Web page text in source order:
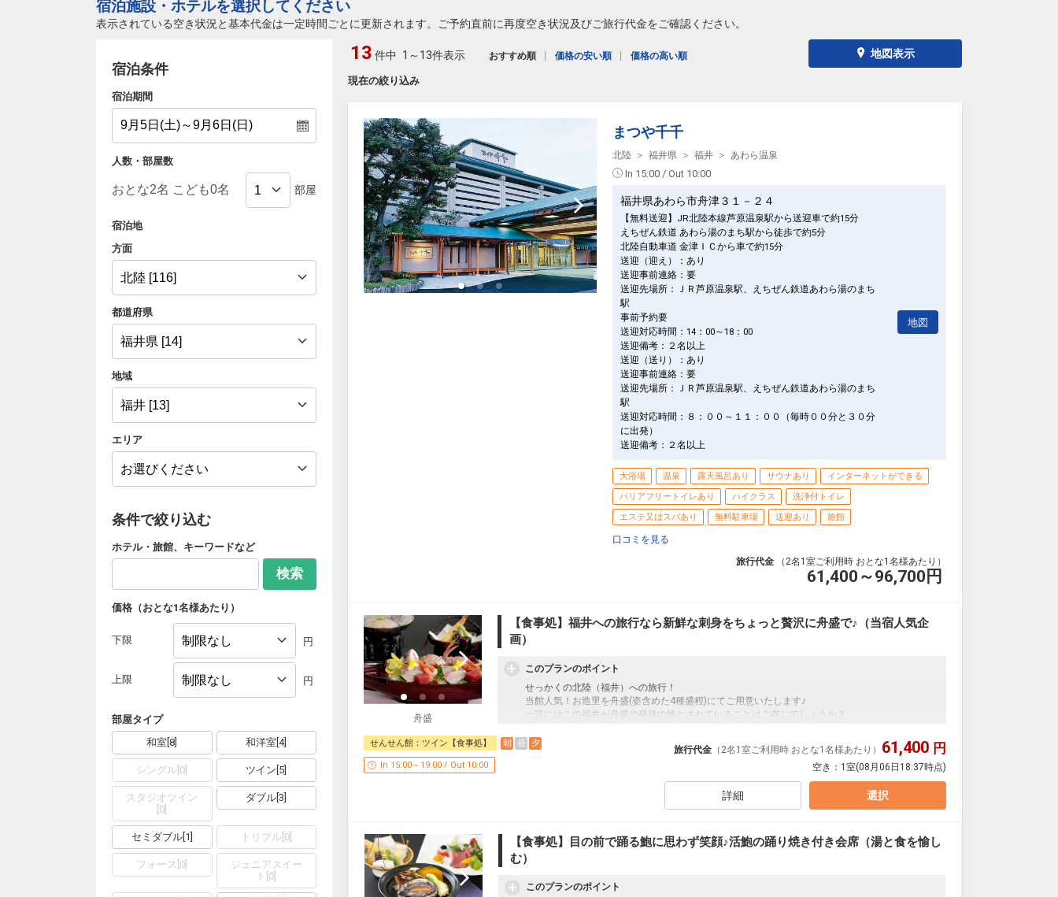
宿泊施設・ホテルを選択してください
表示されている空き状況と基本代金は一定時間ごとに更新されます。ご予約直前に再度空き状況及びご旅行代金をご確認ください。
宿泊条件
宿泊期間
人数・部屋数
部屋
宿泊地
方面
都道府県
地域
エリア
条件で絞り込む
ホテル・旅館、キーワードなど
検索
価格（おとな1名様あたり）
下限 円
上限 円
部屋タイプ
和室 [8 和洋室 [4]
シングル 0 ツイン 5
スタジオツイン
0
ダブル [3
セミダブル[ 1 トリプル[ 0]
フォース 0
ジュニアスイー
ト 0
地図表示
現在の絞り込み
13 件中 1～13件表示 おすすめ順 価格の安い順 価格の高い順
まつや千千
北陸 福井県 福井 あわら温泉
In 15:00 / Out 10:00
福井県あわら市舟津３１－２４
【無料送迎】JR北陸本線芦原温泉駅から送迎車で約15分
えちぜん鉄道 あわら湯のまち駅から徒歩で約5分
北陸自動車道 金津ＩＣから車で約15分
送迎（迎え）：あり
送迎事前連絡：要
送迎先場所：ＪＲ芦原温泉駅、えちぜん鉄道あわら湯のまち
駅
事前予約要
送迎対応時間：14：00～18：00
送迎備考：２名以上
送迎（送り）：あり
送迎事前連絡：要
送迎先場所：ＪＲ芦原温泉駅、えちぜん鉄道あわら湯のまち
駅
送迎対応時間：８：００～１１：００（毎時００分と３０分
に出発）
送迎備考：２名以上
地図
大浴場 温泉 露天風呂あり サウナあり
インターネットができる
バリアフリートイレあり
ハイクラス
洗浄付トイレ
エステ又はスパあり
無料駐車場 送迎あり 旅館
口コミを見る
旅行代金 （2名1室ご利用時 おとな1名様あたり）
61,400～96,700 円
舟盛
【食事処】福井への旅行なら新鮮な刺身をちょっと贅沢に舟盛で♪（当宿人気企
画）
このプランのポイント
せっかくの北陸（福井）への旅行！
当館人気！お造里を舟盛(姿含めた4種盛程)にてご用意いたします♪
一説にはこの福井が舟盛の発祥の地とされていることはご存じでしょうか？
※人数分盛込み(2～3人前で1盛)でご提供となります。
「食事処」でご用意しております。
※舟盛は2人前イメージ（皿盛での提供となる場合も御座います）
他6品程含めた会席料理となります。
(一例)前菜、舟盛、酢物、火取り、替皿、揚物、蒸物、ご飯、デザート
※お食事に関するアレルギー対応は事前にお知らせ下さい。
せんせん館：ツイン【食事処】 朝 昼 夕
In 15:00～19:00 / Out 10:00
旅行代金 （2名1室ご利用時 おとな1名様あたり） 61,400 円
空き： 1室(08月06日18:37時点)
詳細 選択
【食事処】目の前で踊る鮑に思わず笑顔♪活鮑の踊り焼き付き会席（湯と食を愉し
む）
このプランのポイント